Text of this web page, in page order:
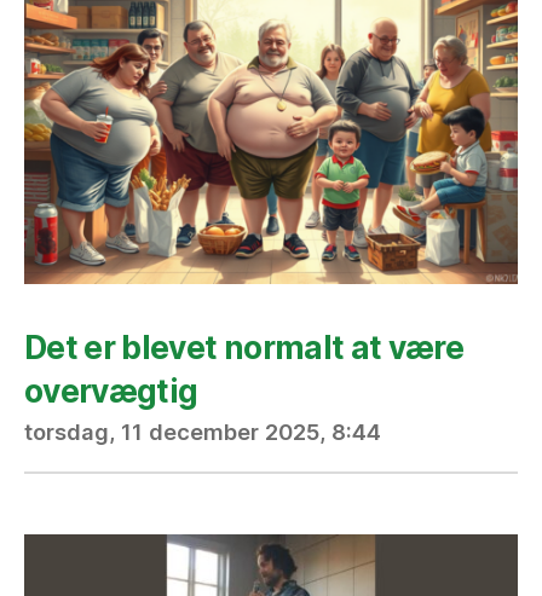
Det er blevet normalt at være
overvægtig
torsdag, 11 december 2025, 8:44